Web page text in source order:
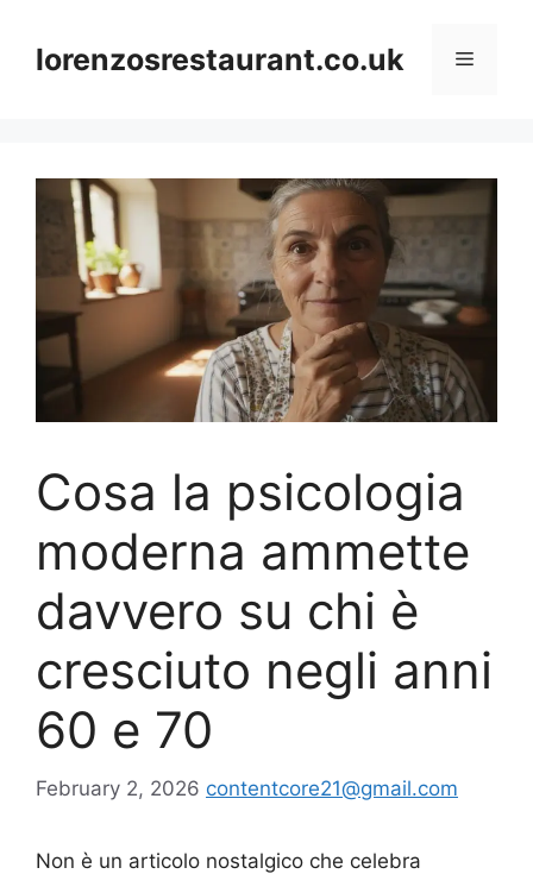
contentlorenzosrestaurant.co.uk Menu
Cosa la psicologia
moderna ammette
davvero su chi è
cresciuto negli anni
60 e 70
February 2, 2026 contentcore21@gmail.com
Non è un articolo nostalgico che celebra